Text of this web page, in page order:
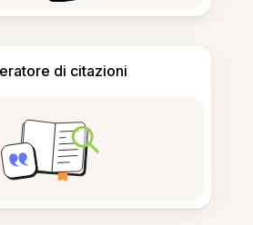
di citazioni